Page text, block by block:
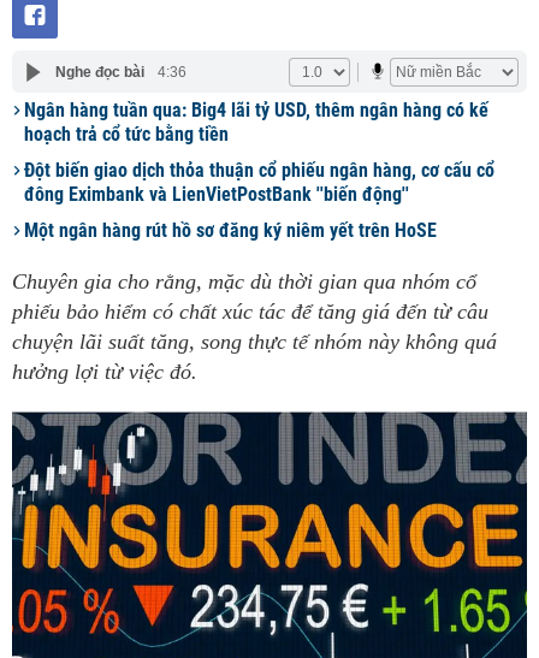
Nghe đọc bài 4:36
Ngân hàng tuần qua: Big4 lãi tỷ USD, thêm ngân hàng có kế
hoạch trả cổ tức bằng tiền
Đột biến giao dịch thỏa thuận cổ phiếu ngân hàng, cơ cấu cổ
đông Eximbank và LienVietPostBank ''biến động''
Một ngân hàng rút hồ sơ đăng ký niêm yết trên HoSE
Chuyên gia cho rằng, mặc dù thời gian qua nhóm cổ
phiếu bảo hiểm có chất xúc tác để tăng giá đến từ câu
chuyện lãi suất tăng, song thực tế nhóm này không quá
hưởng lợi từ việc đó.